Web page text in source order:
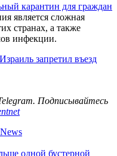
карантин для граждан
является сложная
странах, а также
инфекции.
Израиль запретил въезд
Подписывайтесь
одной бустерной